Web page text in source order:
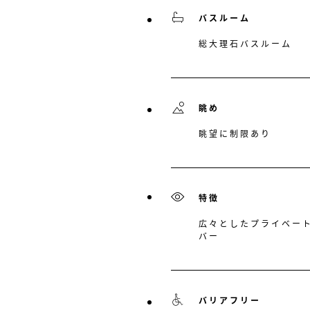
バスルーム
総大理石バスルーム
眺め
眺望に制限あり
特徴
広々としたプライベー
バー
バリアフリー